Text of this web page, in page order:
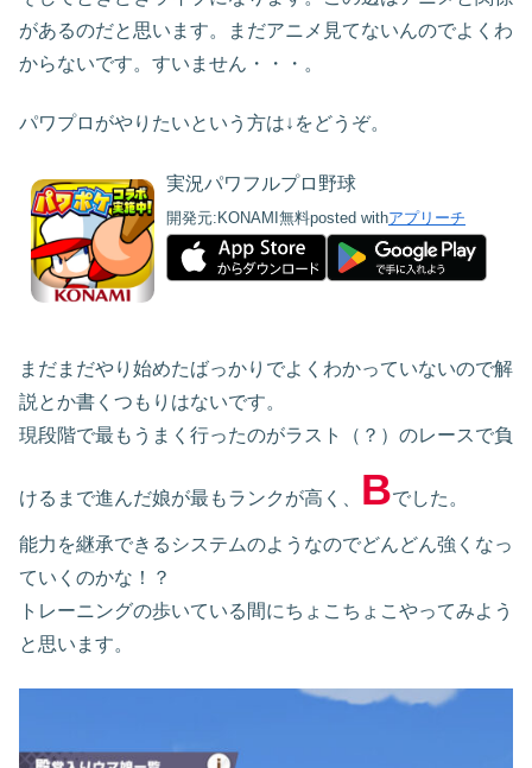
があるのだと思います。まだアニメ見てないんのでよくわ
からないです。すいません・・・。
パワプロがやりたいという方は↓をどうぞ。
実況パワフルプロ野球
開発元:KONAMI無料posted withアプリーチ
まだまだやり始めたばっかりでよくわかっていないので解
説とか書くつもりはないです。
現段階で最もうまく行ったのがラスト（？）のレースで負
けるまで進んだ娘が最もランクが高く、 Bでした。
能力を継承できるシステムのようなのでどんどん強くなっ
ていくのかな！？
トレーニングの歩いている間にちょこちょこやってみよう
と思います。